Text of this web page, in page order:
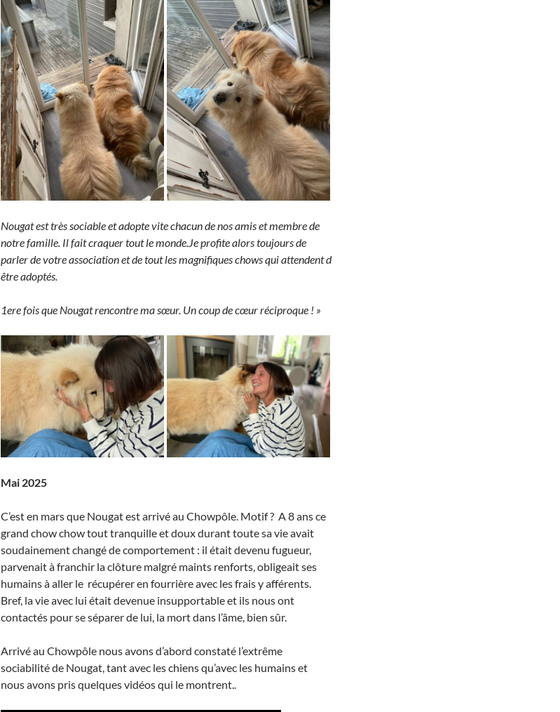
Nougat est très sociable et adopte vite chacun de nos amis et membre de
notre famille. Il fait craquer tout le monde.Je profite alors toujours de
parler de votre association et de tout les magnifiques chows qui attendent d
être adoptés.
1ere fois que Nougat rencontre ma sœur. Un coup de cœur réciproque ! »
Mai 2025
C’est en mars que Nougat est arrivé au Chowpôle. Motif ? A 8 ans ce
grand chow chow tout tranquille et doux durant toute sa vie avait
soudainement changé de comportement : il était devenu fugueur,
parvenait à franchir la clôture malgré maints renforts, obligeait ses
humains à aller le récupérer en fourrière avec les frais y afférents.
Bref, la vie avec lui était devenue insupportable et ils nous ont
contactés pour se séparer de lui, la mort dans l’âme, bien sûr.
Arrivé au Chowpôle nous avons d’abord constaté l’extrême
sociabilité de Nougat, tant avec les chiens qu’avec les humains et
nous avons pris quelques vidéos qui le montrent..